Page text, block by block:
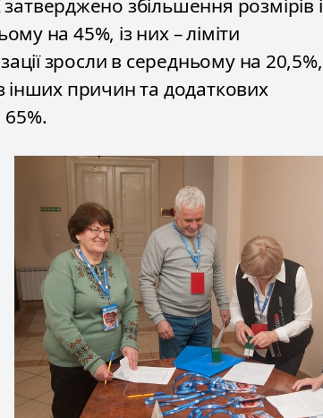
збільшення розмірів і
на 45%, із них – ліміти
зросли в середньому на 20,5%,
інших причин та додаткових